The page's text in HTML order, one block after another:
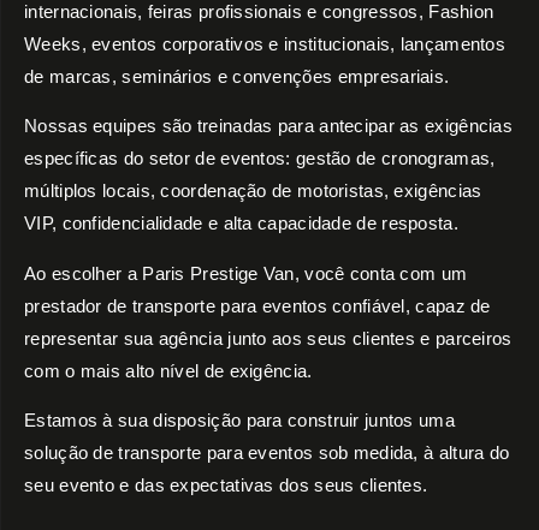
internacionais, feiras profissionais e congressos, Fashion
Weeks, eventos corporativos e institucionais, lançamentos
de marcas, seminários e convenções empresariais.
Nossas equipes são treinadas para antecipar as exigências
específicas do setor de eventos: gestão de cronogramas,
múltiplos locais, coordenação de motoristas, exigências
VIP, confidencialidade e alta capacidade de resposta.
Ao escolher a Paris Prestige Van, você conta com um
prestador de transporte para eventos confiável, capaz de
representar sua agência junto aos seus clientes e parceiros
com o mais alto nível de exigência.
Estamos à sua disposição para construir juntos uma
solução de transporte para eventos sob medida, à altura do
seu evento e das expectativas dos seus clientes.